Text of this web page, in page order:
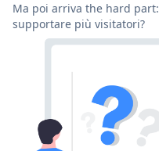
Ma poi arriva the hard
supportare più visitatori?